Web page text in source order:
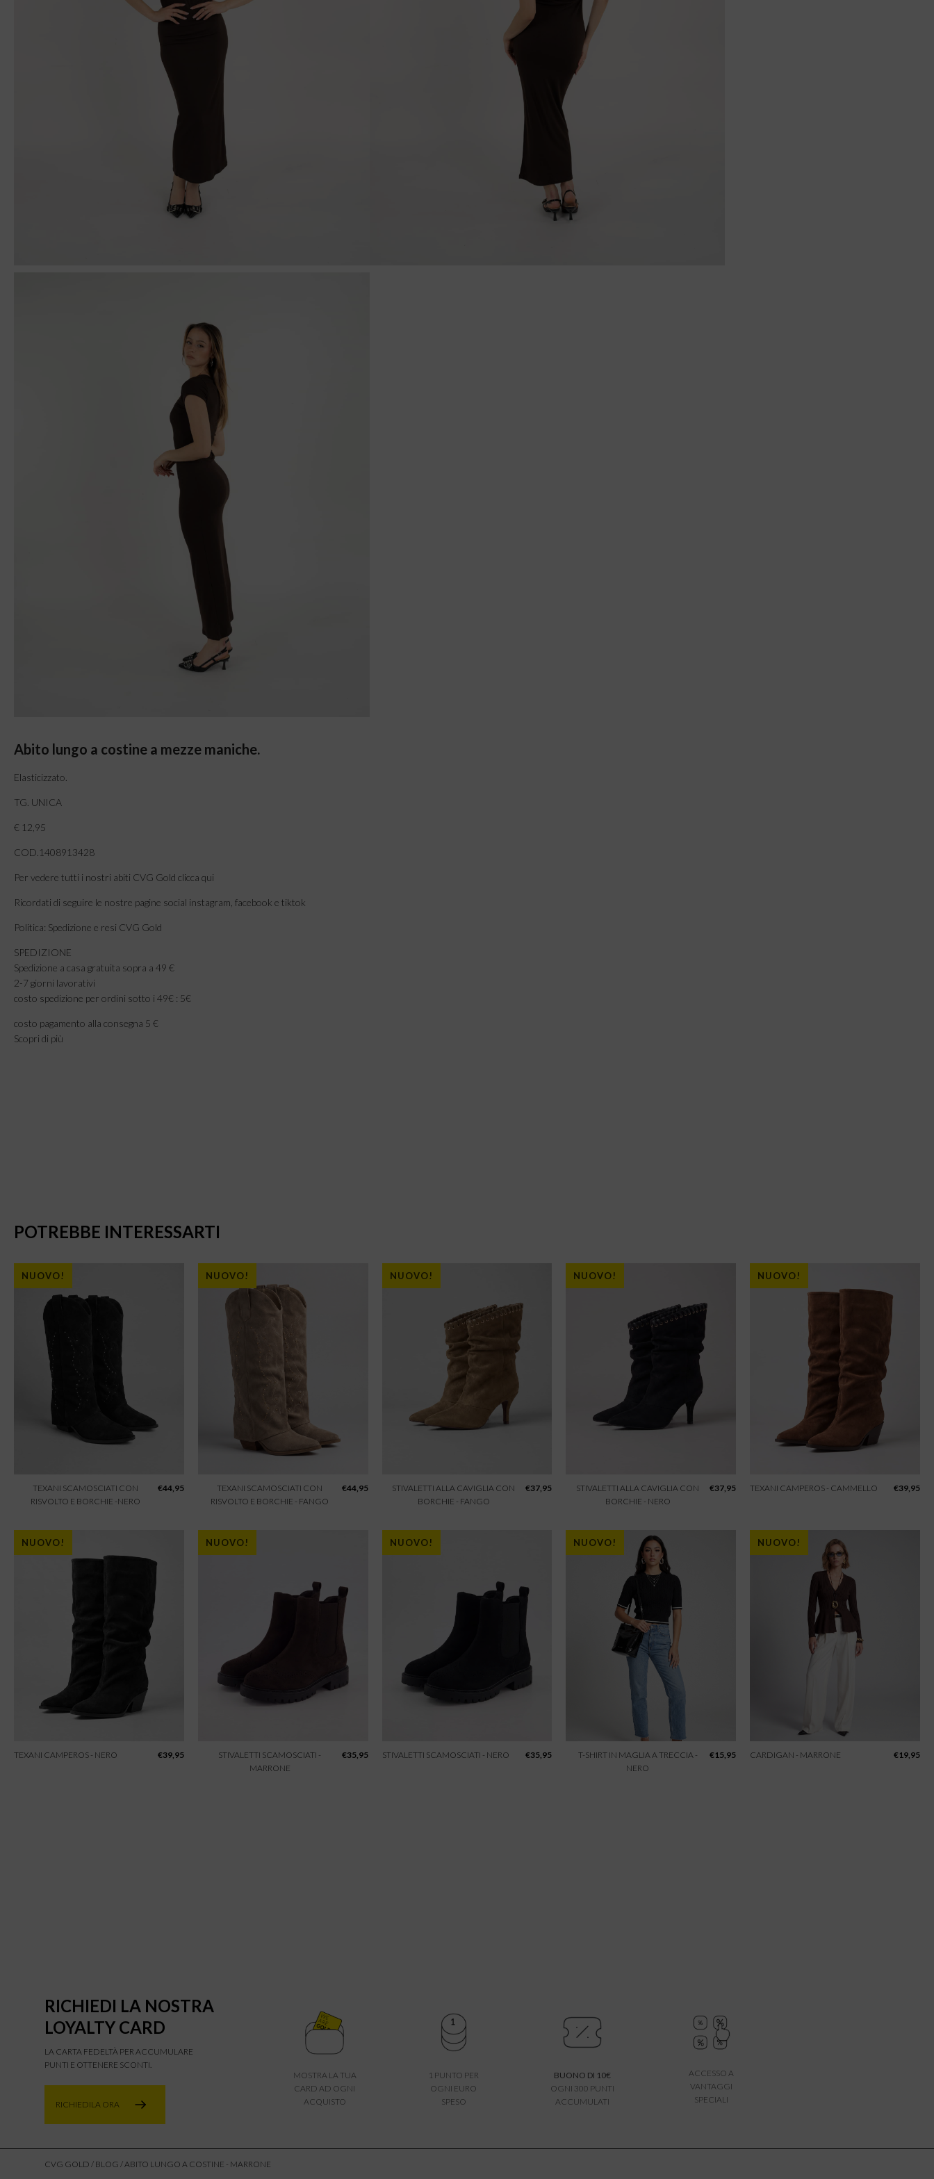
Abito lungo a costine a mezze maniche.
Elasticizzato.
TG. UNICA
€ 12,95
COD.1408913428
Per vedere tutti i nostri abiti CVG Gold clicca qui
Ricordati di seguire le nostre pagine social instagram, facebook e tiktok
Politica: Spedizione e resi CVG Gold
SPEDIZIONE
Spedizione a casa gratuita sopra a 49 €
2-7 giorni lavorativi
costo spedizione per ordini sotto i 49€ : 5€
costo pagamento alla consegna 5 €
Scopri di più
POTREBBE INTERESSARTI
NUOVO!
TEXANI SCAMOSCIATI CON
RISVOLTO E BORCHIE -NERO
€44,95
NUOVO!
TEXANI SCAMOSCIATI CON
RISVOLTO E BORCHIE - FANGO
€44,95
NUOVO!
STIVALETTI ALLA CAVIGLIA CON
BORCHIE - FANGO
€37,95
NUOVO!
STIVALETTI ALLA CAVIGLIA CON
BORCHIE - NERO
€37,95
NUOVO!
TEXANI CAMPEROS - CAMMELLO €39,95
NUOVO!
TEXANI CAMPEROS - NERO €39,95
NUOVO!
STIVALETTI SCAMOSCIATI -
MARRONE
€35,95
NUOVO!
STIVALETTI SCAMOSCIATI - NERO €35,95
NUOVO!
T-SHIRT IN MAGLIA A TRECCIA -
NERO
€15,95
NUOVO!
CARDIGAN - MARRONE €19,95
RICHIEDI LA NOSTRA
LOYALTY CARD
LA CARTA FEDELTÀ PER ACCUMULARE
PUNTI E OTTENERE SCONTI.
RICHIEDILA ORA
MOSTRA LA TUA
CARD AD OGNI
ACQUISTO
1 PUNTO PER
OGNI EURO
SPESO
BUONO DI 10€
OGNI 300 PUNTI
ACCUMULATI
ACCESSO A
VANTAGGI
SPECIALI
CVG GOLD / BLOG / ABITO LUNGO A COSTINE - MARRONE